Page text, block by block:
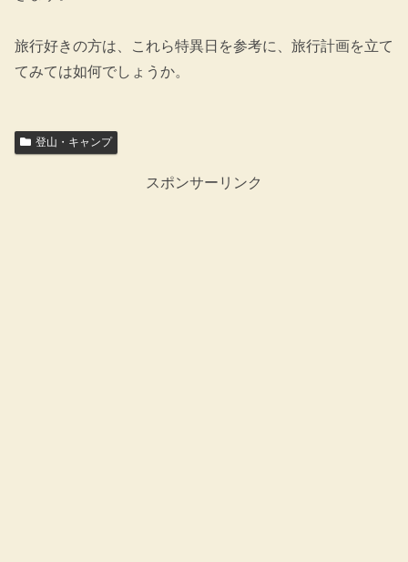
旅行好きの方は、これら特異日を参考に、旅行計画を立て
てみては如何でしょうか。
登山・キャンプ
スポンサーリンク